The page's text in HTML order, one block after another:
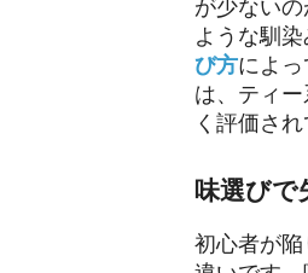
が少ない
ような馴
び方によ
は、ティ
く評価され
味選びで
初心者が